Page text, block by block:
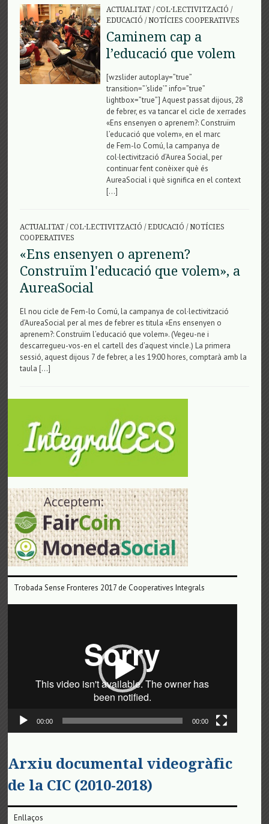
ACTUALITAT/COL·LECTIVITZACIÓ /
EDUCACIÓ /NOTÍCIES COOPERATIVES
Caminem cap a
l’educació que volem
[wzslider autoplay=”true”
transition=”‘slide’” info=”true”
lightbox=”true”] Aquest passat dijous, 28
de febrer, es va tancar el cicle de xerrades
«Ens ensenyen o aprenem?: Construïm
l’educació que volem», en el marc
de Fem-lo Comú, la campanya de
col·lectivització d’Aurea Social, per
continuar fent conèixer què és
AureaSocial i què significa en el context
[…]
ACTUALITAT /COL·LECTIVITZACIÓ /EDUCACIÓ /NOTÍCIES
COOPERATIVES
«Ens ensenyen o aprenem?
Construïm l'educació que volem», a
AureaSocial
El nou cicle de Fem-lo Comú, la campanya de col·lectivització
d’AureaSocial per al mes de febrer es titula «Ens ensenyen o
aprenem?: Construïm l’educació que volem». (Vegeu-ne i
descarregueu-vos-en el cartell des d’aquest vincle.) La primera
sessió, aquest dijous 7 de febrer, a les 19:00 hores, comptarà amb la
taula […]
Trobada Sense Fronteres 2017 de Cooperatives Integrals
00:00 00:00
Arxiu documental videogràfic
de la CIC (2010-2018)
Enllaços